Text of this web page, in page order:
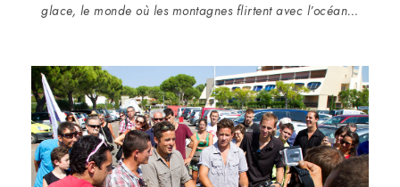
glace, le monde où les montagnes flirtent avec l’océan…